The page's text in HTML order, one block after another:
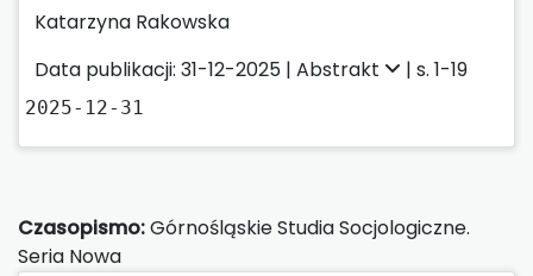
Katarzyna Rakowska
Data publikacji: 31-12-2025 | Abstrakt | s. 1-19
2025-12-31
Czasopismo:Górnośląskie Studia Socjologiczne.
Seria Nowa